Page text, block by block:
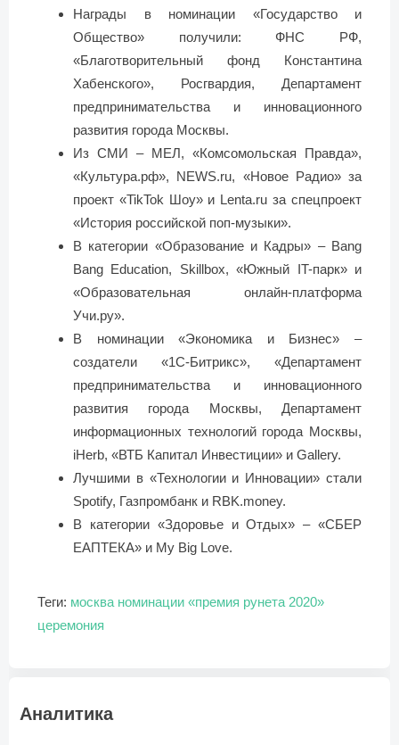
Награды в номинации «Государство и
Общество» получили: ФНС РФ,
«Благотворительный фонд Константина
Хабенского», Росгвардия, Департамент
предпринимательства и инновационного
развития города Москвы.
Из СМИ – МЕЛ, «Комсомольская Правда»,
«Культура.рф», NEWS.ru, «Новое Радио» за
проект «TikTok Шоу» и Lenta.ru за спецпроект
«История российской поп-музыки».
В категории «Образование и Кадры» – Bang
Bang Education, Skillbox, «Южный IT-парк» и
«Образовательная онлайн-платформа
Учи.ру».
В номинации «Экономика и Бизнес» –
создатели «1С-Битрикс», «Департамент
предпринимательства и инновационного
развития города Москвы, Департамент
информационных технологий города Москвы,
iHerb, «ВТБ Капитал Инвестиции» и Gallery.
Лучшими в «Технологии и Инновации» стали
Spotify, Газпромбанк и RBK.money.
В категории «Здоровье и Отдых» – «СБЕР
ЕАПТЕКА» и My Big Love.
Теги: москва номинации «премия рунета 2020»
церемония
Аналитика